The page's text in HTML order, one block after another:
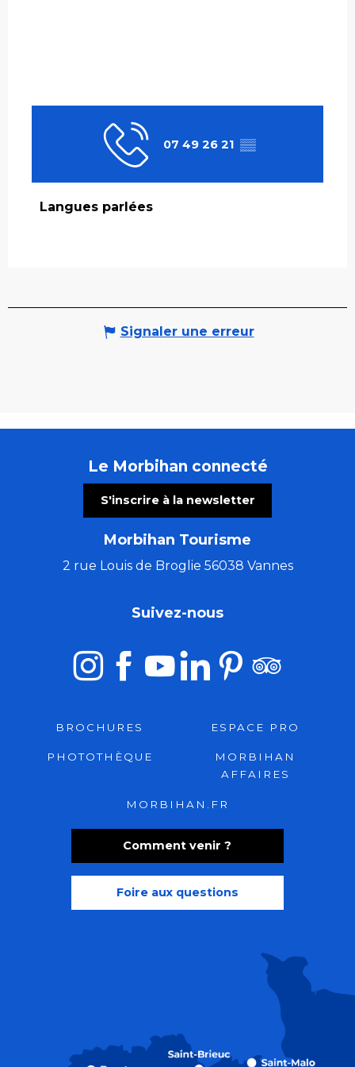
07 49 26 21 ▒▒
Langues parlées
Langues parlées
Signaler une erreur
Le Morbihan connecté
S'inscrire à la newsletter
Morbihan Tourisme
2 rue Louis de Broglie 56038 Vannes
Comment venir ?
Foire aux questions
Suivez-nous
BROCHURES ESPACE PRO
PHOTOTHÈQUE
MORBIHAN
AFFAIRES
MORBIHAN.FR